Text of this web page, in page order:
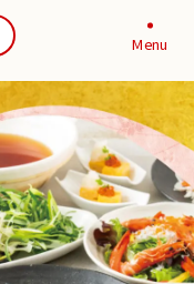
Menu